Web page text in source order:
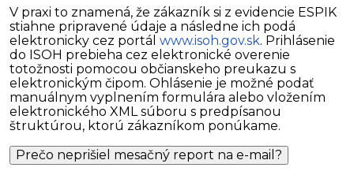
V praxi to znamená, že zákazník si z evidencie ESPIK
stiahne pripravené údaje a následne ich podá
elektronicky cez portál www.isoh.gov.sk. Prihlásenie
do ISOH prebieha cez elektronické overenie
totožnosti pomocou občianskeho preukazu s
elektronickým čipom. Ohlásenie je možné podať
manuálnym vyplnením formulára alebo vložením
elektronického XML súboru s predpísanou
štruktúrou, ktorú zákazníkom ponúkame.
Prečo neprišiel mesačný report na e-mail?